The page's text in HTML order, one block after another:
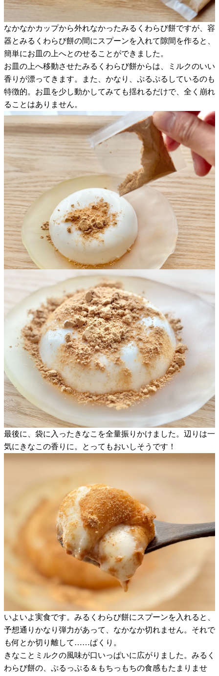
なかなかカップから外れなかったみるくわらび餅ですが、容
器とみるくわらび餅の間にスプーンを入れて隙間を作ると、
簡単にお皿の上へとのせることができました。
お皿の上へ移動させたみるくわらび餅からは、ミルクのいい
香りが漂ってきます。また、かなり、ぷるぷるしているのも
特徴的。お皿を少し動かしてみても揺れるだけで、全く崩れ
ることはありません。
最後に、袋に入ったきなこを全量振りかけました。辺りは一
気にきなこの香りに。とってもおいしそうです！
いよいよ実食です。みるくわらび餅にスプーンを入れると、
予想通りかなり弾力があって、なかなか切れません。それで
も何とか切り離して……ぱくり。
きなことミルクの風味が口いっぱいに広がりました。みるく
わらび餅の、ぷるっぷる＆もちっもちの食感もたまりませ